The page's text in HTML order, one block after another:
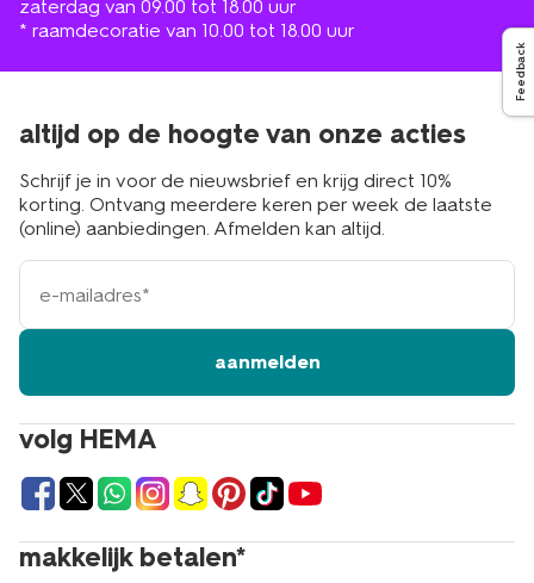
Feedback
zaterdag van 09.00 tot 18.00 uur
* raamdecoratie van 10.00 tot 18.00 uur
volg HEMA
makkelijk betalen*
altijd op de hoogte van onze acties
Schrijf je in voor de nieuwsbrief en krijg direct 10%
korting. Ontvang meerdere keren per week de laatste
(online) aanbiedingen. Afmelden kan altijd.
e-
mailadres
aanmelden